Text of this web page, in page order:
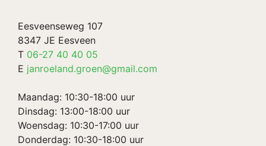
Eesveenseweg 107
8347 JE Eesveen
T 06-27 40 40 05
E janroeland.groen@gmail.com
Maandag: 10:30-18:00 uur
Dinsdag: 13:00-18:00 uur
Woensdag: 10:30-17:00 uur
Donderdag: 10:30-18:00 uur